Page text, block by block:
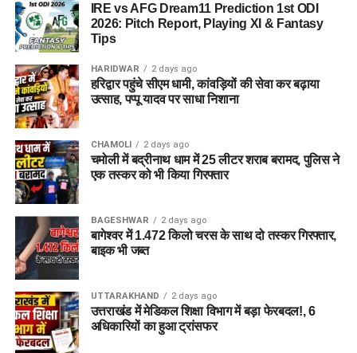
पात्रता मानदंड (Eligibility Criteria)
DSSSB Recruitment 2026 के लिए शैक्षणिक योग्यता और अनुभव की
आवश्यकता अलग-अलग पदों के अनुसार निर्धारित की गई है:
टीचिंग पद (TGT/स्पेशल एजुकेटर):
एजुकेशन में डिप्लोमा होना अनिवार्य है। इसके साथ ही CTET
परीक्षा पास होना भी आवश्यक योग्यता का हिस्सा हो सकता है।
आईटी असिस्टेंट व तकनीकी पद:
(B.E), बी.टेक (B.Tech), एमसीए (MCA) या समकक्ष डिग्री/
डिप्लोमा होना चाहिए।
वैज्ञानिक पद (Junior Scientific Assistant):
विषय (जैसे फिजिक्स, केमिस्ट्री, फॉरेंसिक साइंस, बायोलॉजी
आदि) में पोस्ट ग्रेजुएशन (M.Sc) या ग्रेजुएशन के साथ प्रासंगिक
कार्य अनुभव की मांग की जा सकती है।
IRE vs AFG Dream11 Prediction 1st ODI
2026: Pitch Report, Playing XI & Fantasy
Tips
HARIDWAR 2 days ago
हरिद्वार पहुंचे सीएम धामी, कांवड़ियों की सेवा कर बढ़ाया
उत्साह, पप्पू यादव पर साधा निशाना
CHAMOLI 2 days ago
चमोली में बद्रीनाथ धाम में 25 लीटर शराब बरामद, पुलिस ने
एक तस्कर को भी किया गिरफ्तार
BAGESHWAR 2 days ago
बागेश्वर में 1.472 किलो चरस के साथ दो तस्कर गिरफ्तार,
बाइक भी जब्त
UTTARAKHAND 2 days ago
उत्तराखंड में मेडिकल शिक्षा विभाग में बड़ा फेरबदल!, 6
अधिकारियों का हुआ ट्रांसफर